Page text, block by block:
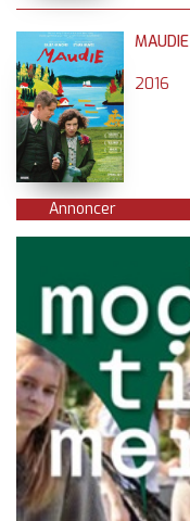
MAUDIE
2016
Annoncer